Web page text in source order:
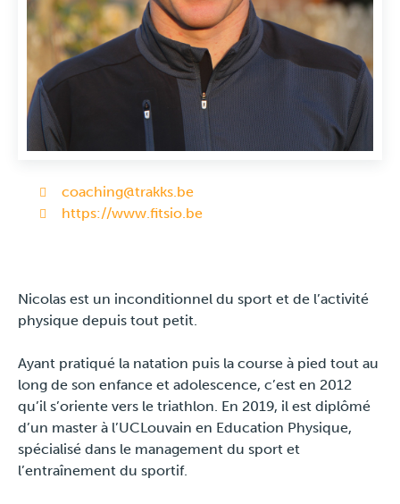
Travel
Plus
À propos
TraKKs Team
Partenaires
Presse
coaching@trakks.be
https://www.fitsio.be
Nicolas est un inconditionnel du sport et de l’activité
physique depuis tout petit.
Ayant pratiqué la natation puis la course à pied tout au
long de son enfance et adolescence, c’est en 2012
qu’il s’oriente vers le triathlon. En 2019, il est diplômé
d’un master à l’UCLouvain en Education Physique,
spécialisé dans le management du sport et
l’entraînement du sportif.